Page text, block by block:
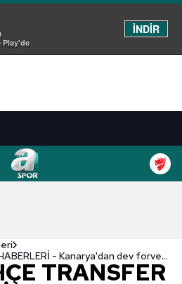
Play'de
İNDİR
FENERBAHÇE TRANSFER HABERLERİ - Kanarya'dan dev forvet hamlesi! Alexander Sörloth...
TRANSFER